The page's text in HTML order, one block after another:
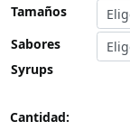
Tamaños
Sabores
Syrups
Cantidad: